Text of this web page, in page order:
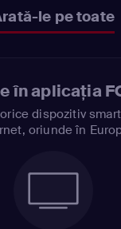
le pe toate
în aplicația
dispozitiv
oriunde în